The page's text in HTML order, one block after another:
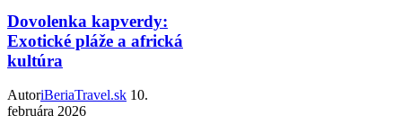
Dovolenka kapverdy:
Exotické pláže a africká
kultúra
AutoriBeriaTravel.sk 10.
februára 2026